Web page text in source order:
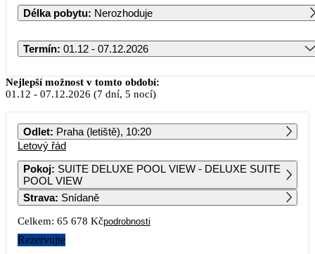
Délka pobytu: Nerozhoduje
Termín: 01.12 - 07.12.2026
Prosinec 2026
PO ÚT ST ČT PÁ SO NE
32 839 29 329 29 409 29 409 33 999 31 299
7
29 409
8
31 689
9 10 11 12 13
38 899
14
37 829
15 16
Nejlepší možnost v tomto období:
01.12 - 07.12.2026 (7 dní, 5 nocí)
Odlet: Praha (letiště), 10:20
Letový řád
Pokoj: SUITE DELUXE POOL VIEW - DELUXE SUITE
POOL VIEW
Strava: Snídaně
Celkem: 65 678 Kčpodrobnosti
Rezervujte